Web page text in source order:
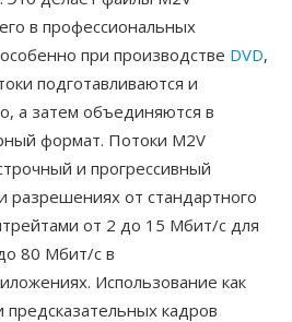
в профессиональных
при производстве DVD,
подготавливаются и
а затем объединяются в
формат. Потоки M2V
и прогрессивный
разрешениях от стандартного
от 2 до 15 Мбит/с для
80 Мбит/с в
Использование как
предсказательных кадров